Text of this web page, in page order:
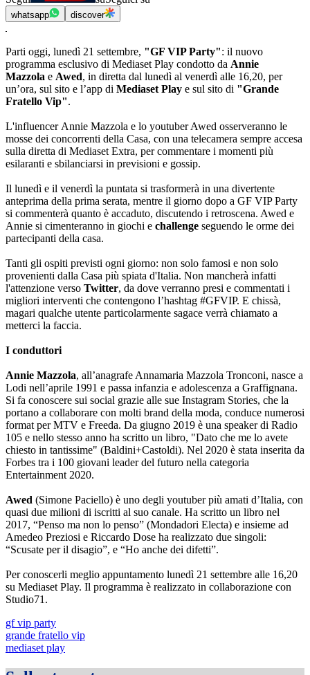
whatsapp discover
Parti oggi, lunedì 21 settembre, "GF VIP Party": il nuovo
programma esclusivo di Mediaset Play condotto da Annie
Mazzola e Awed, in diretta dal lunedì al venerdì alle 16,20, per
un’ora, sul sito e l’app di Mediaset Play e sul sito di "Grande
Fratello Vip".
L'influencer Annie Mazzola e lo youtuber Awed osserveranno le
mosse dei concorrenti della Casa, con una telecamera sempre accesa
sulla diretta di Mediaset Extra, per commentare i momenti più
esilaranti e sbilanciarsi in previsioni e gossip.
Il lunedì e il venerdì la puntata si trasformerà in una divertente
anteprima della prima serata, mentre il giorno dopo a GF VIP Party
si commenterà quanto è accaduto, discutendo i retroscena. Awed e
Annie si cimenteranno in giochi e challenge seguendo le orme dei
partecipanti della casa.
Tanti gli ospiti previsti ogni giorno: non solo famosi e non solo
provenienti dalla Casa più spiata d'Italia. Non mancherà infatti
l'attenzione verso Twitter, da dove verranno presi e commentati i
migliori interventi che contengono l’hashtag #GFVIP. E chissà,
magari qualche utente particolarmente sagace verrà chiamato a
metterci la faccia.
I conduttori
Annie Mazzola, all’anagrafe Annamaria Mazzola Tronconi, nasce a
Lodi nell’aprile 1991 e passa infanzia e adolescenza a Graffignana.
Si fa conoscere sui social grazie alle sue Instagram Stories, che la
portano a collaborare con molti brand della moda, conduce numerosi
format per MTV e Freeda. Da giugno 2019 è una speaker di Radio
105 e nello stesso anno ha scritto un libro, "Dato che me lo avete
chiesto in tantissime" (Baldini+Castoldi). Nel 2020 è stata inserita da
Forbes tra i 100 giovani leader del futuro nella categoria
Entertainment 2020.
Awed (Simone Paciello) è uno degli youtuber più amati d’Italia, con
quasi due milioni di iscritti al suo canale. Ha scritto un libro nel
2017, “Penso ma non lo penso” (Mondadori Electa) e insieme ad
Amedeo Preziosi e Riccardo Dose ha realizzato due singoli:
“Scusate per il disagio”, e “Ho anche dei difetti”.
Per conoscerli meglio appuntamento lunedì 21 settembre alle 16,20
su Mediaset Play. Il programma è realizzato in collaborazione con
Studio71.
gf vip party
grande fratello vip
mediaset play